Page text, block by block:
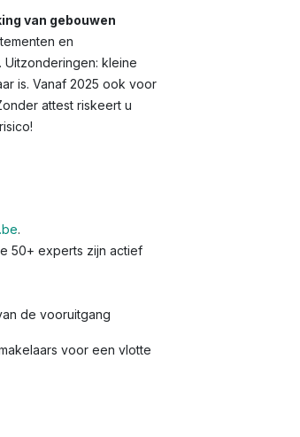
van gebouwen
en
Uitzonderingen: kleine
is. Vanaf 2025 ook voor
attest riskeert u
.
50+ experts zijn actief
de vooruitgang
voor een vlotte